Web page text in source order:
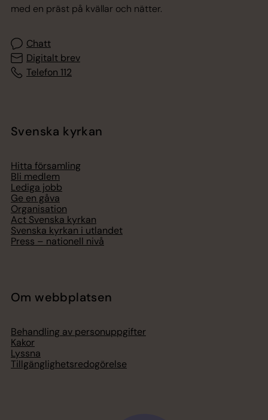
med en präst på kvällar och nätter.
Chatt
Digitalt brev
Telefon 112
Svenska kyrkan
Hitta församling
Bli medlem
Lediga jobb
Ge en gåva
Organisation
Act Svenska kyrkan
Svenska kyrkan i utlandet
Press – nationell nivå
Om webbplatsen
Behandling av personuppgifter
Kakor
Lyssna
Tillgänglighetsredogörelse